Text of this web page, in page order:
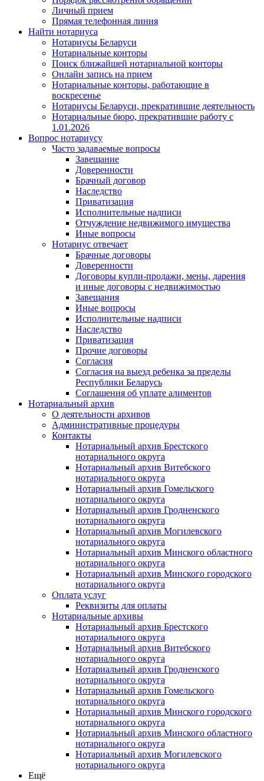
Личный прием
Прямая телефонная линия
Найти нотариуса
Нотариусы Беларуси
Нотариальные конторы
Поиск ближайшей нотариальной конторы
Онлайн запись на прием
Нотариальные конторы, работающие в
воскресенье
Нотариусы Беларуси, прекратившие деятельность
Нотариальные бюро, прекратившие работу с
1.01.2026
Вопрос нотариусу
Часто задаваемые вопросы
Завещание
Доверенности
Брачный договор
Наследство
Приватизация
Исполнительные надписи
Отчуждение недвижимого имущества
Иные вопросы
Нотариус отвечает
Брачные договоры
Доверенности
Договоры купли-продажи, мены, дарения
и иные договоры с недвижимостью
Завещания
Иные вопросы
Исполнительные надписи
Наследство
Приватизация
Прочие договоры
Согласия
Согласия на выезд ребенка за пределы
Республики Беларусь
Соглашения об уплате алиментов
Нотариальный архив
О деятельности архивов
Административные процедуры
Контакты
Нотариальный архив Брестского
нотариального округа
Нотариальный архив Витебского
нотариального округа
Нотариальный архив Гомельского
нотариального округа
Нотариальный архив Гродненского
нотариального округа
Нотариальный архив Могилевского
нотариального округа
Нотариальный архив Минского областного
нотариального округа
Нотариальный архив Минского городского
нотариального округа
Оплата услуг
Реквизиты для оплаты
Нотариальные архивы
Нотариальный архив Брестского
нотариального округа
Нотариальный архив Витебского
нотариального округа
Нотариальный архив Гродненского
нотариального округа
Нотариальный архив Гомельского
нотариального округа
Нотариальный архив Минского городского
нотариального округа
Нотариальный архив Минского областного
нотариального округа
Нотариальный архив Могилевского
нотариального округа
Ещё